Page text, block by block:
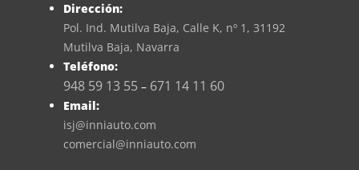
Dirección:
Pol. Ind. Mutilva Baja, Calle K, nº 1, 31192
Mutilva Baja, Navarra
Teléfono:
948 59 13 55 – 671 14 11 60
Email:
isj@inniauto.com
comercial@inniauto.com